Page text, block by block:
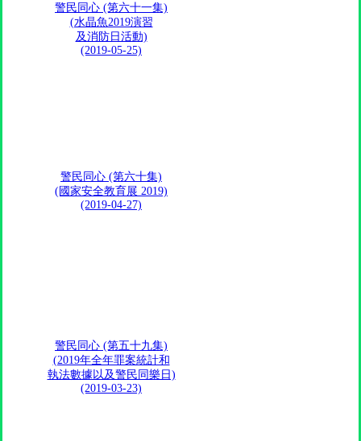
警民同心 (第六十一集)
(水晶魚2019演習
及消防日活動)
(2019-05-25)
警民同心 (第六十集)
(國家安全教育展 2019)
(2019-04-27)
警民同心 (第五十九集)
(2019年全年罪案統計和
執法數據以及警民同樂日)
(2019-03-23)